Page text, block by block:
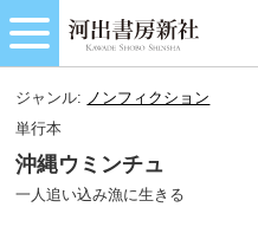
ジャンル: ノンフィクション
単行本
沖縄ウミンチュ
一人追い込み漁に生きる